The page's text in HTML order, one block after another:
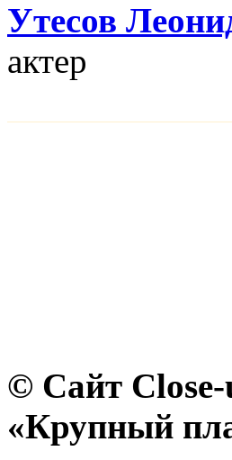
Утесов
актер
© Сайт
«Крупный